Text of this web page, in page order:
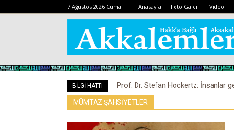
7 Ağustos 2026 Cuma Anasayfa Foto Galeri Video
BİLGİ HATTI
Prof. Dr. Stefan Hockertz: İnsanlar
kalabilir
MÜMTAZ ŞAHSİYETLER